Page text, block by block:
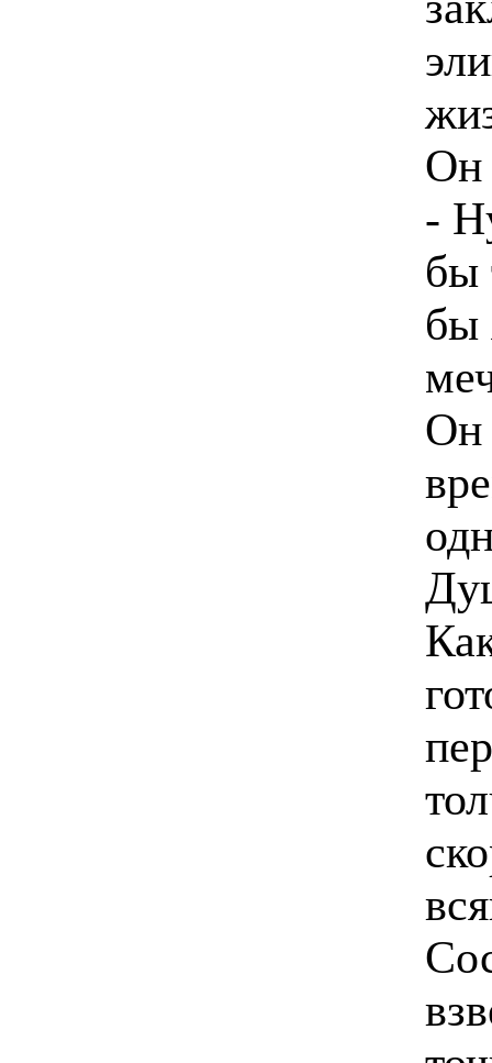
Он
-
бы
бы
Он